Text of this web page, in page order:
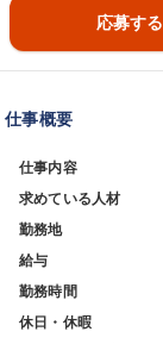
応募する
仕事概要
仕事内容
求めている人材
勤務地
給与
勤務時間
休日・休暇